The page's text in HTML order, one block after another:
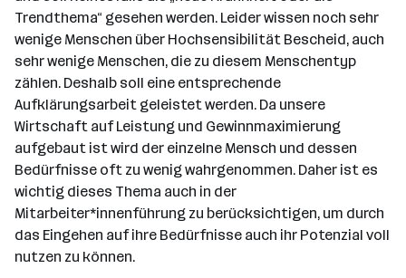
Trendthema“ gesehen werden. Leider wissen noch sehr
wenige Menschen über Hochsensibilität Bescheid, auch
sehr wenige Menschen, die zu diesem Menschentyp
zählen. Deshalb soll eine entsprechende
Aufklärungsarbeit geleistet werden. Da unsere
Wirtschaft auf Leistung und Gewinnmaximierung
aufgebaut ist wird der einzelne Mensch und dessen
Bedürfnisse oft zu wenig wahrgenommen. Daher ist es
wichtig dieses Thema auch in der
Mitarbeiter*innenführung zu berücksichtigen, um durch
das Eingehen auf ihre Bedürfnisse auch ihr Potenzial voll
nutzen zu können.